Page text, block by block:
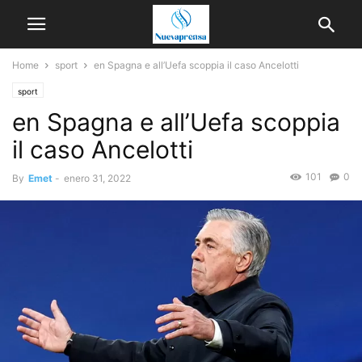
Home sport en Spagna e all’Uefa scoppia il caso Ancelotti
sport
en Spagna e all’Uefa scoppia
il caso Ancelotti
By Emet - enero 31, 2022 0
101